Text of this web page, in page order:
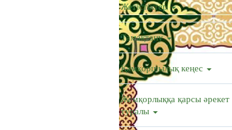
Жетістіктер
Тамақтану
Қамқоршылық кеңес
Жемқорлыққа қарсы әрекет
туралы